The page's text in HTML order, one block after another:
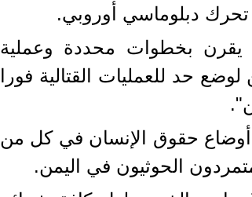
دبلوماسي أوروبي.
يقرن بخطوات محددة وعملية
حد للعمليات القتالية فورا
أوضاع حقوق الإنسان في كل من
الحوثيون في اليمن.